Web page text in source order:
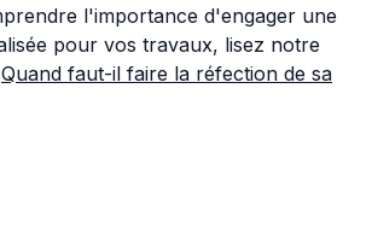
l'importance d'engager une
pour vos travaux, lisez notre
Quand faut-il faire la réfection de sa